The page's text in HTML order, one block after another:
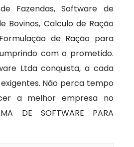
Fazendas, Software de
Bovinos, Calculo de Ração
de Ração para
com o prometido.
Ltda conquista, a cada
Não perca tempo
a melhor empresa no
DE SOFTWARE PARA